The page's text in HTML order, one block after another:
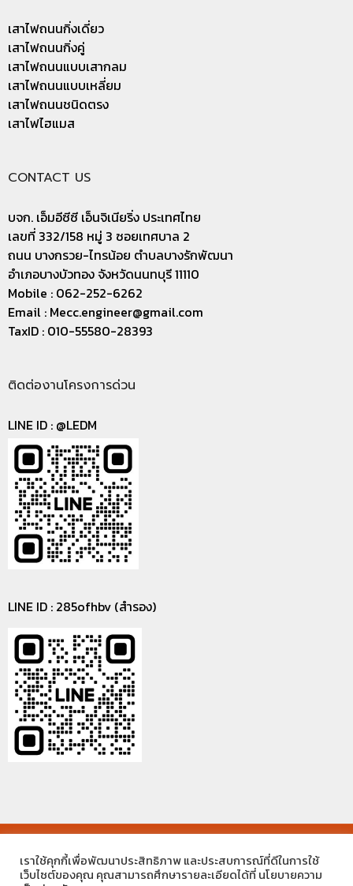
เสาไฟถนนกิ่งเดี่ยว
เสาไฟถนนกิ่งคู่
เสาไฟถนนแบบเสากลม
เสาไฟถนนแบบเหลี่ยม
เสาไฟถนนชนิดตรง
เสาไฟไฮแมส
CONTACT US
บจก. เอ็มอีซีซี เอ็นจิเนียริ่ง ประเทศไทย
เลขที่ 332/158 หมู่ 3 ซอยเทศบาล 2
ถนน บางกรวย-ไทรน้อย ตำบลบางรักพัฒนา
อำเภอบางบัวทอง จังหวัดนนทบุรี 11110
Mobile : 062-252-6262
Email : Mecc.engineer@gmail.com
TaxID : 010-55580-28393
ติดต่องานโครงการด่วน
LINE ID : @LEDM
LINE ID : 285ofhbv (สำรอง)
RESERVED.
เราใช้คุกกี้เพื่อพัฒนาประสิทธิภาพ และประสบการณ์ที่ดีในการใช้
เว็บไซต์ของคุณ คุณสามารถศึกษารายละเอียดได้ที่ นโยบายความ